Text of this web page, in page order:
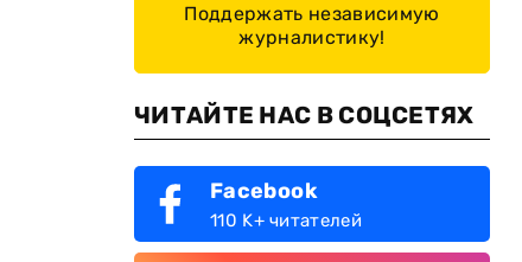
Поддержать независимую
журналистику!
ЧИТАЙТЕ НАС В СОЦСЕТЯХ
Facebook
110 K+ читателей